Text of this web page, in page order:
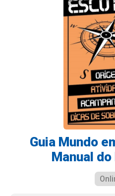
Guia Mundo
Manual